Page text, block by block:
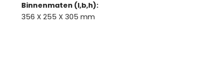
Binnenmaten (l,b,h):
356 X 255 X 305 mm